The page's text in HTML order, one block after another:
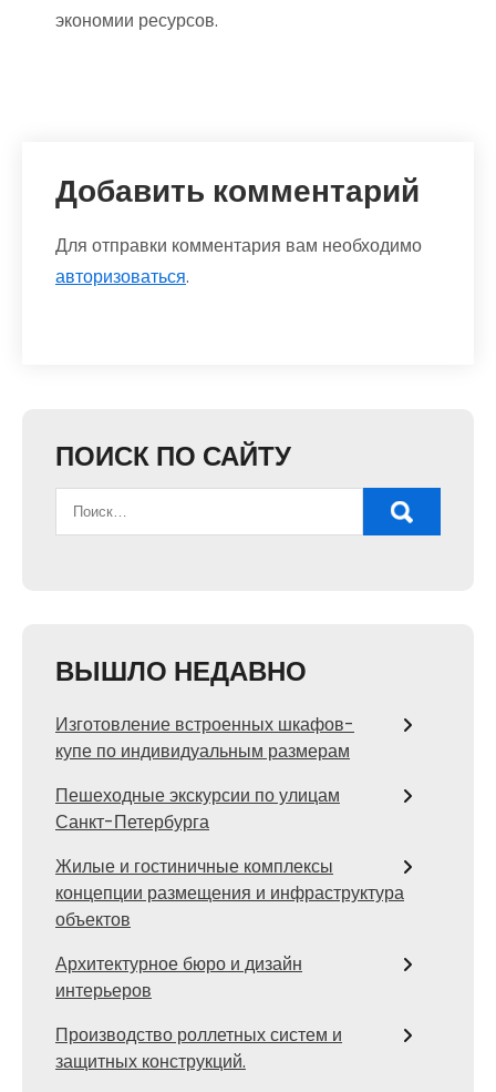
экономии ресурсов.
Добавить комментарий
Для отправки комментария вам необходимо
авторизоваться.
ПОИСК ПО САЙТУ
ВЫШЛО НЕДАВНО
Изготовление встроенных шкафов-
купе по индивидуальным размерам
Пешеходные экскурсии по улицам
Санкт-Петербурга
Жилые и гостиничные комплексы
концепции размещения и инфраструктура
объектов
Архитектурное бюро и дизайн
интерьеров
Производство роллетных систем и
защитных конструкций.